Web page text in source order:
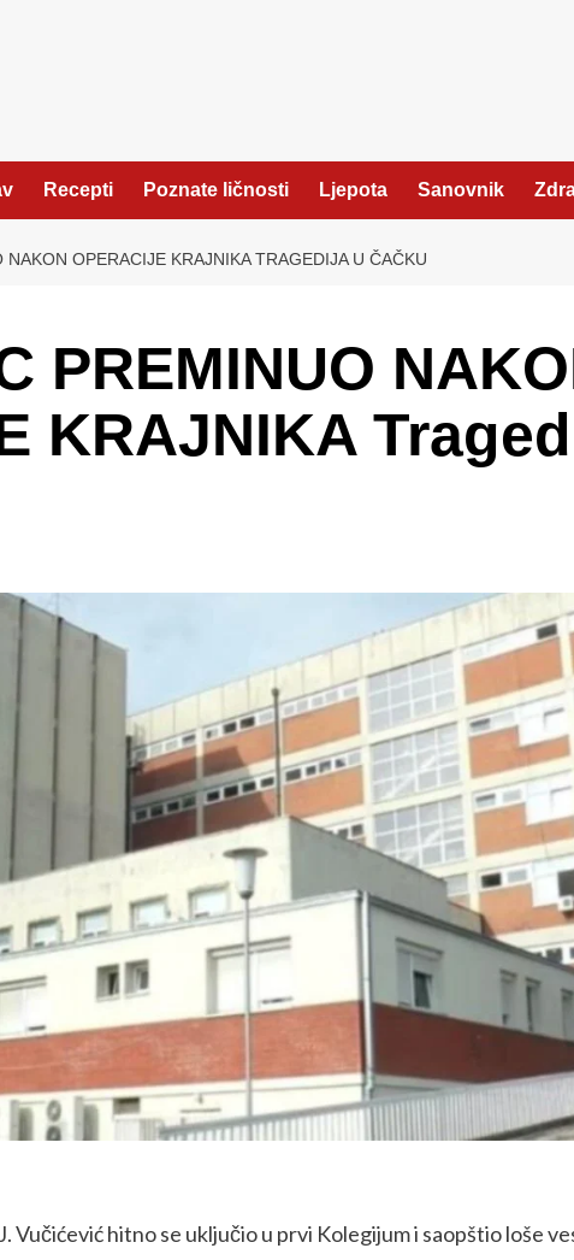
Recepti Poznate ličnosti Ljepota Sanovnik
NAKON OPERACIJE KRAJNIKA TRAGEDIJA U ČAČKU
PREMINUO
KRAJNIKA
Vučićević hitno se uključio u prvi Kolegijum i saopštio loše